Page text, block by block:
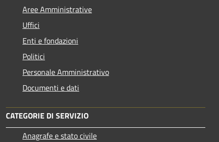
Aree Amministrative
Uffici
Enti e fondazioni
Politici
Personale Amministrativo
Documenti e dati
CATEGORIE DI SERVIZIO
Anagrafe e stato civile